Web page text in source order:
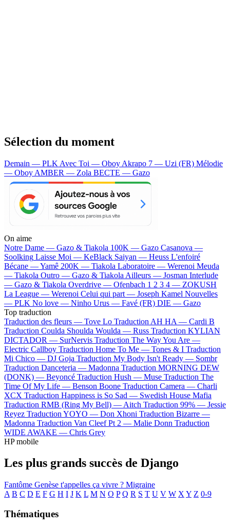
Sélection du moment
Demain — PLK Avec Toi — Oboy Akrapo 7 — Uzi (FR) Mélodie
— Oboy AMBER — Zola BECTE — Gazo
On aime
Notre Dame — Gazo & Tiakola 100K — Gazo Casanova —
Soolking Laisse Moi — KeBlack Saiyan — Heuss L'enfoiré
Bécane —Yamê 200K — Tiakola Laboratoire — Werenoi Meuda
— Tiakola Outro — Gazo & Tiakola Ailleurs — Josman Interlude
— Gazo & Tiakola Overdrive — Ofenbach 1 2 3 4 — ZOKUSH
La League — Werenoi Celui qui part — Joseph Kamel Nouvelles
— PLK No love — Ninho Urus — Favé (FR) DIE — Gazo
Top traduction
Traduction des fleurs — Tove Lo Traduction AH HA — Cardi B
Traduction Coulda Shoulda Woulda — Russ Traduction KYLIAN
DICTADOR — SurNervis Traduction The Way You Are —
Electric Callboy Traduction Home To Me — Tones & I Traduction
Mi Chico — DJ Goja Traduction My Body Isn't Ready — Sombr
Traduction Danceteria — Madonna Traduction MORNING DEW
(DONK) — Beyoncé Traduction Hush — Muse Traduction The
Time Of My Life — Benson Boone Traduction Camera — Charli
XCX Traduction Happiness is So Sad — Swedish House Mafia
Traduction RMB (Ring My Bell) — Aitch Traduction 99% — Jessie
Reyez Traduction YOYO — Don Xhoni Traduction Bizarre —
Madonna Traduction Van Cleef Pt 2 — Malie Donn Traduction
WIDE AWAKE — Chris Grey
HP mobile
Les plus grands succès de Django
Fantôme Genèse t'appelles ça vivre ? Migraine
A B C D E F G H I J K L M N O P Q R S T U V W X Y Z 0-9
Thématiques